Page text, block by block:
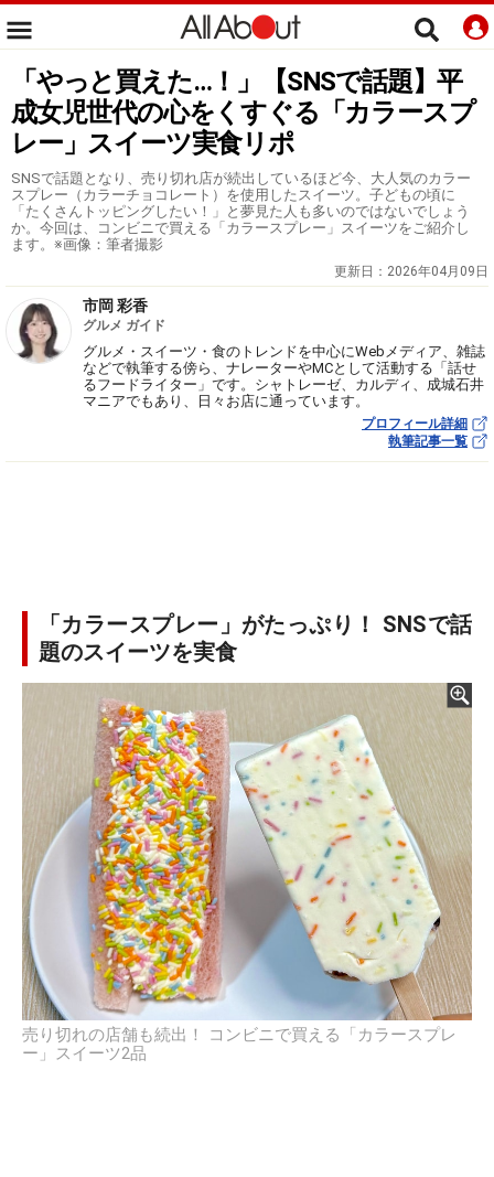
「やっと買えた…！」【SNSで話題】平
成女児世代の心をくすぐる「カラースプ
レー」スイーツ実食リポ
SNSで話題となり、売り切れ店が続出しているほど今、大人気のカラー
スプレー（カラーチョコレート）を使用したスイーツ。子どもの頃に
「たくさんトッピングしたい！」と夢見た人も多いのではないでしょう
か。今回は、コンビニで買える「カラースプレー」スイーツをご紹介し
ます。※画像：筆者撮影
更新日： 2026年04月09日
市岡 彩香
グルメ ガイド
グルメ・スイーツ・食のトレンドを中心にWebメディア、雑誌
などで執筆する傍ら、ナレーターやMCとして活動する「話せ
るフードライター」です。シャトレーゼ、カルディ、成城石井
マニアでもあり、日々お店に通っています。
プロフィール詳細
執筆記事一覧
「カラースプレー」がたっぷり！ SNSで話
題のスイーツを実食
売り切れの店舗も続出！ コンビニで買える「カラースプレ
ー」スイーツ2品